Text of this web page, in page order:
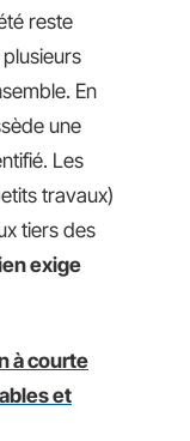
reste
En
une
Les
travaux)
tiers des
exige
à courte
et